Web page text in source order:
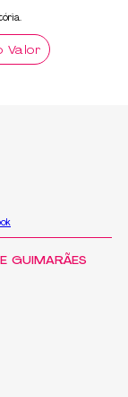
Valor
GUIMARÃES